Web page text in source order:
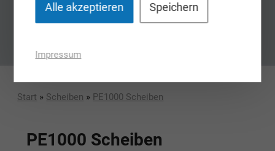
Start » Scheiben » PE1000 Scheiben
PE1000 Scheiben
Alle akzeptieren Speichern
Impressum